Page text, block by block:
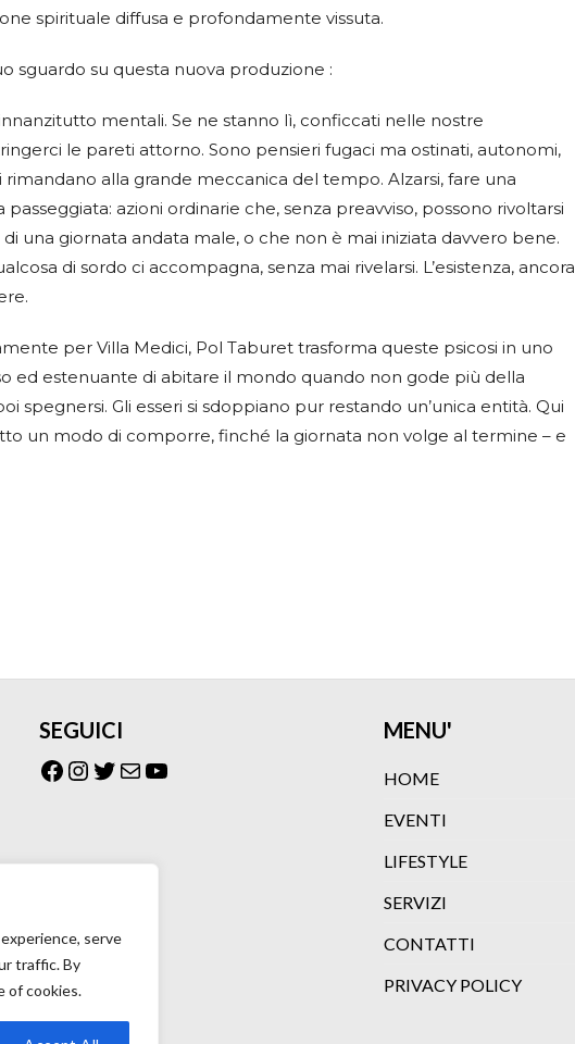
serve
traffic. By
of cookies.
spirituale diffusa e profondamente vissuta.
sguardo su questa nuova produzione :
mentali. Se ne stanno lì, conficcati nelle nostre
le pareti attorno. Sono pensieri fugaci ma ostinati, autonomi,
alla grande meccanica del tempo. Alzarsi, fare una
azioni ordinarie che, senza preavviso, possono rivoltarsi
una giornata andata male, o che non è mai iniziata davvero bene.
di sordo ci accompagna, senza mai rivelarsi. L’esistenza, ancora
per Villa Medici, Pol Taburet trasforma queste psicosi in uno
ed estenuante di abitare il mondo quando non gode più della
spegnersi. Gli esseri si sdoppiano pur restando un’unica entità. Qui
un modo di comporre, finché la giornata non volge al termine – e
SEGUICI
Facebook
Instagram
Twitter
EmailYouTube
MENU'
HOME
EVENTI
LIFESTYLE
SERVIZI
CONTATTI
PRIVACY POLICY